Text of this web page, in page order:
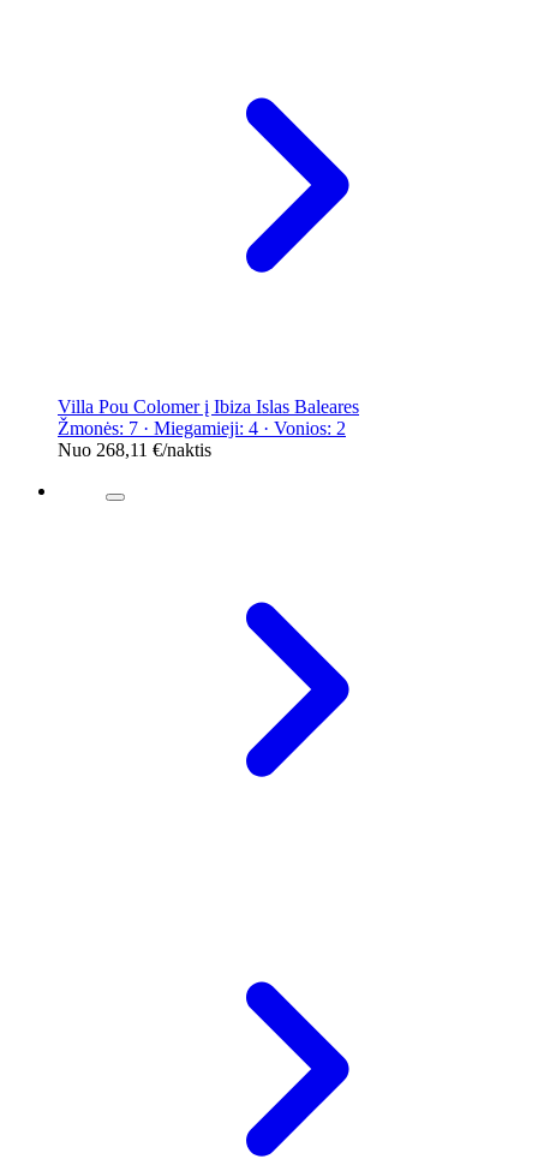
Villa Pou Colomer į Ibiza Islas Baleares
Žmonės: 7 · Miegamieji: 4 · Vonios: 2
Nuo 268,11 €/naktis